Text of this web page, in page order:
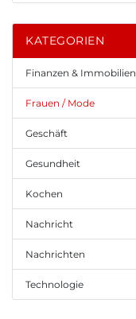
KATEGORIEN
Finanzen & Immobilien
Frauen / Mode
Geschäft
Gesundheit
Kochen
Nachricht
Nachrichten
Technologie